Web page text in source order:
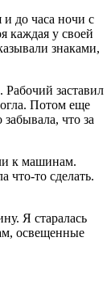
и до часа ночи с
каждая у своей
знаками,
заставил
Потом еще
что за
к машинам.
что-то сделать.
Я старалась
освещенные